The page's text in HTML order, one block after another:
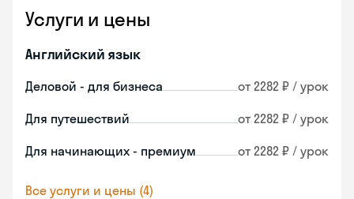
Услуги и цены
Английский язык
Деловой - для бизнеса от 2282 ₽ / урок
Для путешествий от 2282 ₽ / урок
Для начинающих - премиум от 2282 ₽ / урок
Все услуги и цены (4)